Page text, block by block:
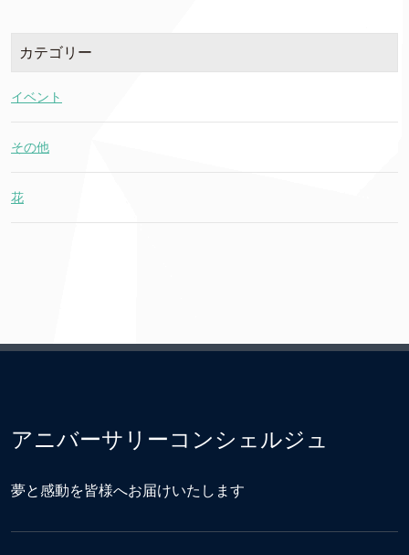
カテゴリー
イベント
その他
花
アニバーサリーコンシェルジュ
夢と感動を皆様へお届けいたします